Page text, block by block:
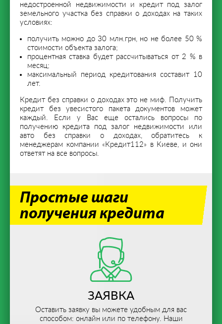
недостроенной недвижимости и кредит под залог
земельного участка без справки о доходах на таких
условиях:
получить можно до 30 млн.грн, но не более 50 %
стоимости объекта залога;
процентная ставка будет рассчитываться от 2 % в
месяц;
максимальный период кредитования составит 10
лет.
Кредит без справки о доходах это не миф. Получить
кредит без увесистого пакета документов может
каждый. Если у Вас еще остались вопросы по
получению кредита под залог недвижимости или
авто без справки о доходах, обратитесь к
менеджерам компании «Кредит112» в Киеве, и они
ответят на все вопросы.
Простые шаги
получения кредита
ЗАЯВКА
Оставить заявку вы можете удобным для вас
способом: онлайн или по телефону. Наши